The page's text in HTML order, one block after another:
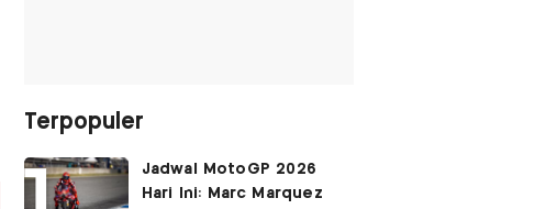
Terpopuler
Jadwal MotoGP 2026
Hari Ini: Marc Marquez